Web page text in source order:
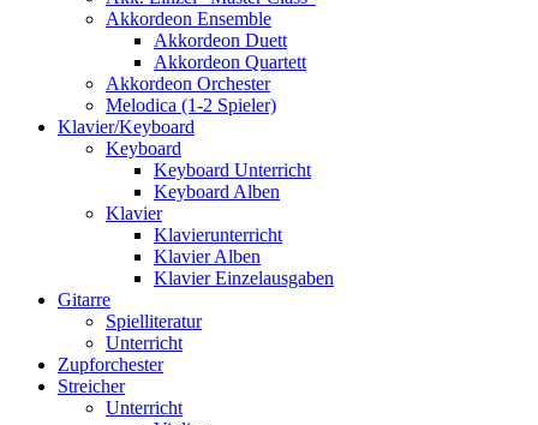
Akkordeon Ensemble
Akkordeon Duett
Akkordeon Quartett
Akkordeon Orchester
Melodica (1-2 Spieler)
Klavier/Keyboard
Keyboard
Keyboard Unterricht
Keyboard Alben
Klavier
Klavierunterricht
Klavier Alben
Klavier Einzelausgaben
Gitarre
Spielliteratur
Unterricht
Zupforchester
Streicher
Unterricht